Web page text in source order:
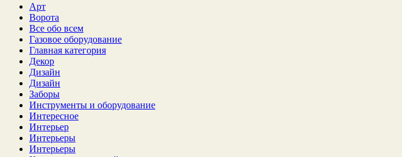
Арт
Ворота
Все обо всем
Газовое оборудование
Главная категория
Декор
Дизайн
Дизайн
Заборы
Инструменты и оборудование
Интересное
Интерьер
Интерьеры
Интерьеры